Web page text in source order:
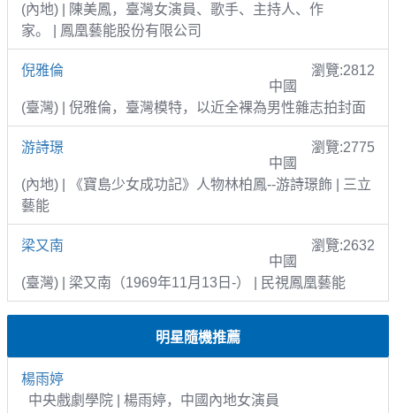
(內地) | 陳美鳳，臺灣女演員、歌手、主持人、作
家。 | 鳳凰藝能股份有限公司
倪雅倫
瀏覽:2812
中國
(臺灣) | 倪雅倫，臺灣模特，以近全裸為男性雜志拍封面
游詩璟
瀏覽:2775
中國
(內地) | 《寶島少女成功記》人物林柏鳳--游詩璟飾 | 三立
藝能
梁又南
瀏覽:2632
中國
(臺灣) | 梁又南（1969年11月13日-） | 民視鳳凰藝能
明星隨機推薦
楊雨婷
中央戲劇學院 | 楊雨婷，中國內地女演員